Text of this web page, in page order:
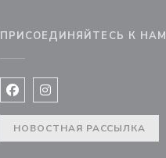
ПРИСОЕДИНЯЙТЕСЬ К НАМ
Facebook ((открывается в
Instagram
НОВОСТНАЯ РАССЫЛКА